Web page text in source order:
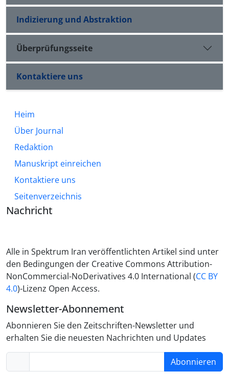
Indizierung und Abstraktion
Überprüfungsseite
Kontaktiere uns
Heim
Über Journal
Redaktion
Manuskript einreichen
Kontaktiere uns
Seitenverzeichnis
Nachricht
Alle in Spektrum Iran veröffentlichten Artikel sind unter
den Bedingungen der Creative Commons Attribution-
NonCommercial-NoDerivatives 4.0 International (CC BY
4.0)-Lizenz Open Access.
Newsletter-Abonnement
Abonnieren Sie den Zeitschriften-Newsletter und
erhalten Sie die neuesten Nachrichten und Updates
Abonnieren